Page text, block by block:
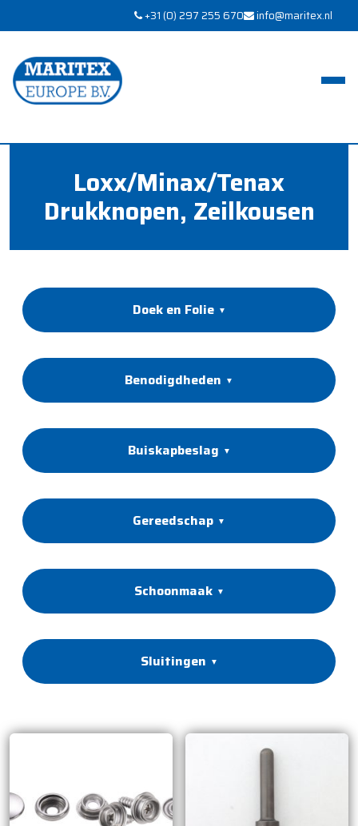
+31 (0) 297 255 670 info@maritex.nl
Loxx/Minax/Tenax
Drukknopen, Zeilkousen
Doek en Folie
Benodigdheden
Buiskapbeslag
Gereedschap
Schoonmaak
Sluitingen